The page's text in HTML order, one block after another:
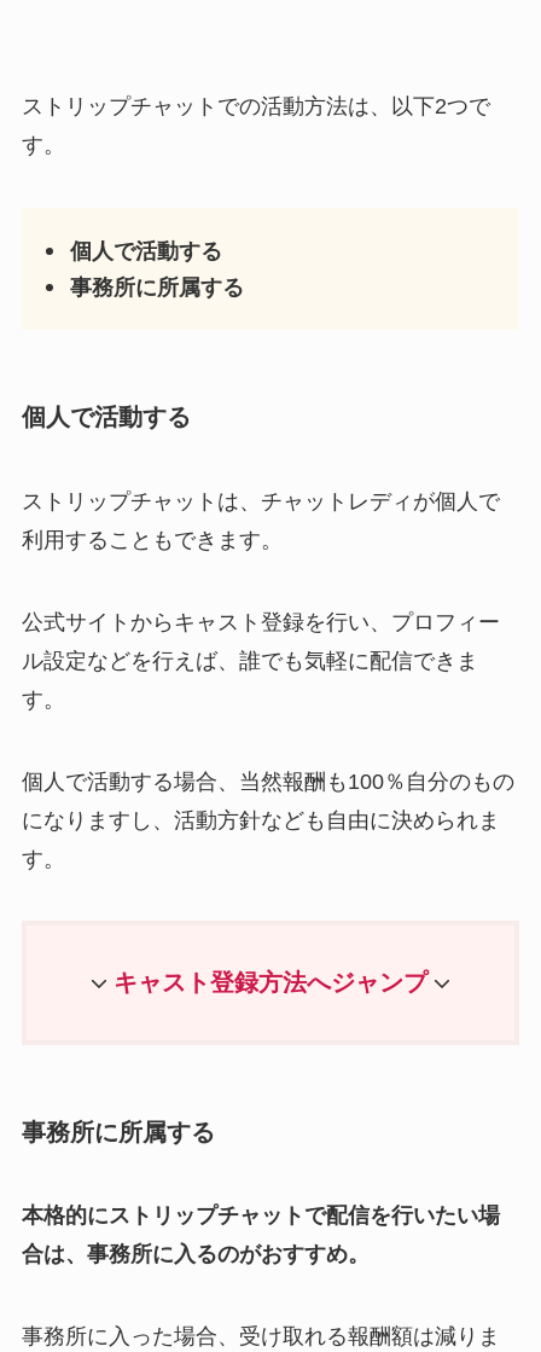
ストリップチャットでの活動方法は、以下2つで
す。
個人で活動する
事務所に所属する
個人で活動する
ストリップチャットは、チャットレディが個人で
利用することもできます。
公式サイトからキャスト登録を行い、プロフィー
ル設定などを行えば、誰でも気軽に配信できま
す。
個人で活動する場合、当然報酬も100％自分のもの
になりますし、活動方針なども自由に決められま
す。
キャスト登録方法へジャンプ
事務所に所属する
本格的にストリップチャットで配信を行いたい場
合は、事務所に入るのがおすすめ。
事務所に入った場合、受け取れる報酬額は減りま